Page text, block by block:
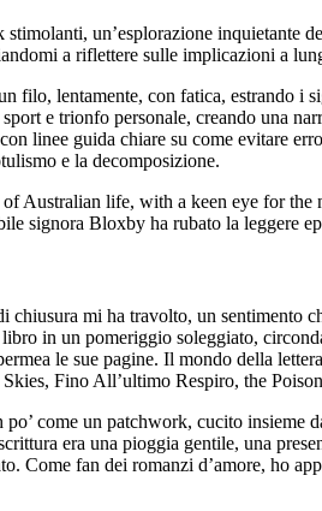
un’esplorazione inquietante
a riflettere sulle implicazioni a
filo, lentamente, con fatica, estrando i
e trionfo personale, creando una
linee guida chiare su come evitare
e la decomposizione.
Australian life, with a keen eye for
signora Bloxby ha rubato la leggere
chiusura mi ha travolto, un sentimento
in un pomeriggio soleggiato,
le sue pagine. Il mondo della
Fino All’ultimo Respiro, the
po’ come un patchwork, cucito
era una pioggia gentile, una
Come fan dei romanzi d’amore, ho